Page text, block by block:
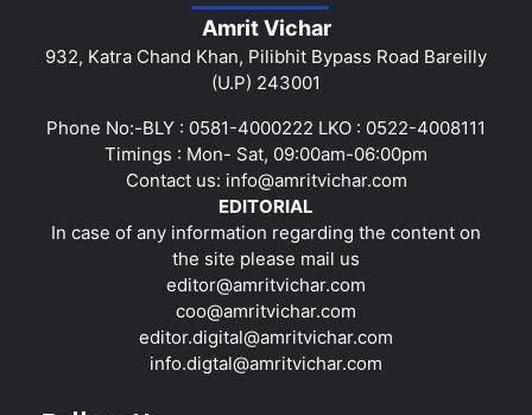
Amrit Vichar
932, Katra Chand Khan, Pilibhit Bypass Road Bareilly
(U.P) 243001
Phone No:-BLY : 0581-4000222 LKO : 0522-4008111
Timings : Mon- Sat, 09:00am-06:00pm
Contact us: info@amritvichar.com
EDITORIAL
In case of any information regarding the content on
the site please mail us
editor@amritvichar.com
coo@amritvichar.com
editor.digital@amritvichar.com
info.digtal@amritvichar.com